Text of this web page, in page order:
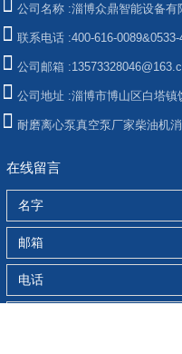
公司名称 :淄博众鼎智能设备有
联系电话 :400-616-
公司邮箱 :
公司地址 :淄博市博山区白塔镇
耐磨离心泵真空泵厂家柴油机
在线留言